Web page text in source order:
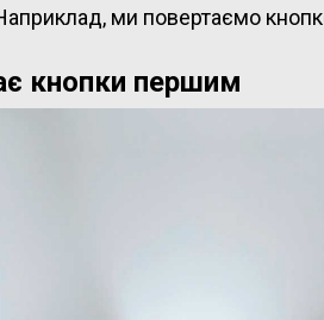
ми повертаємо
кнопки першим